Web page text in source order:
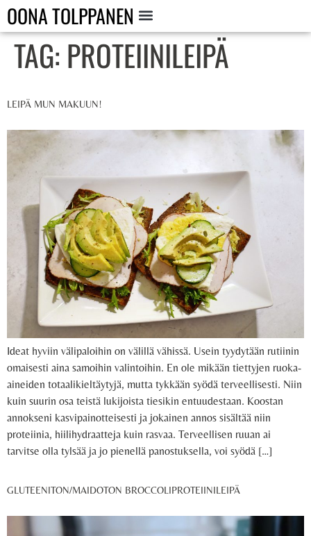
OONA TOLPPANEN
TAG: PROTEIINILEIPÄ
LEIPÄ MUN MAKUUN!
Ideat hyviin välipaloihin on välillä vähissä. Usein tyydytään rutiinin
omaisesti aina samoihin valintoihin. En ole mikään tiettyjen ruoka-
aineiden totaalikieltäytyjä, mutta tykkään syödä terveellisesti. Niin
kuin suurin osa teistä lukijoista tiesikin entuudestaan. Koostan
annokseni kasvipainotteisesti ja jokainen annos sisältää niin
proteiinia, hiilihydraatteja kuin rasvaa. Terveellisen ruuan ai
tarvitse olla tylsää ja jo pienellä panostuksella, voi syödä […]
GLUTEENITON/MAIDOTON BROCCOLIPROTEIINILEIPÄ